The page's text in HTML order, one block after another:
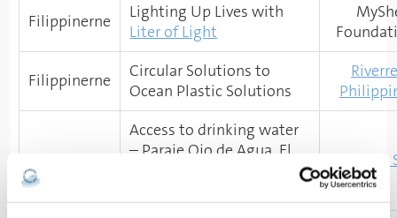
Filippinerne
Lighting Up Lives with
Liter of Light
Filippinerne
Circular Solutions to
Ocean Plastic Solutions
Access to drinking water
– Paraje Ojo de Agua, El
Impenetrable, Province of
La